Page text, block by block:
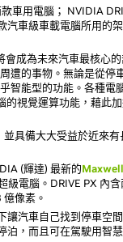
車用電腦； NVIDIA
車級車載電腦所用的
成為未來汽車最核心
遭的事物。無論是從停
智能型的功能。各種電
視覺運算功能，藉此
具備大大受益於近來
(輝達) 最新的
電腦。DRIVE PX 內
像素。
汽車自己找到停車
，而且可在駕駛用智